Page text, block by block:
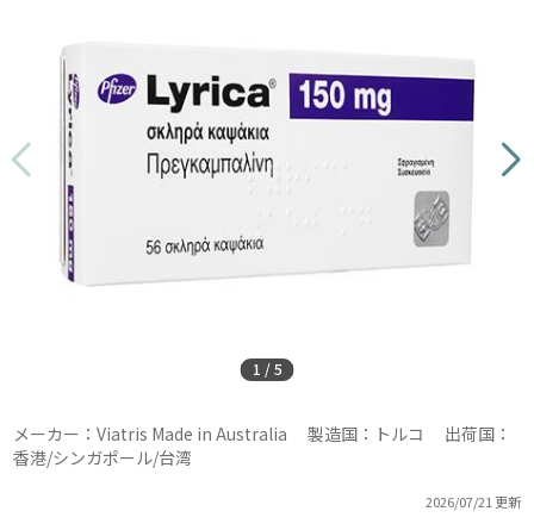
1 /5
メーカー：Viatris Made in Australia 製造国：トルコ 出荷国：
香港/シンガポール/台湾
2026/07/21 更新